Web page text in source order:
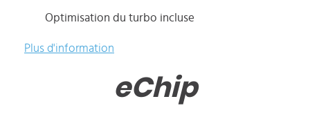
Optimisation du turbo incluse
Plus d'information
eChip